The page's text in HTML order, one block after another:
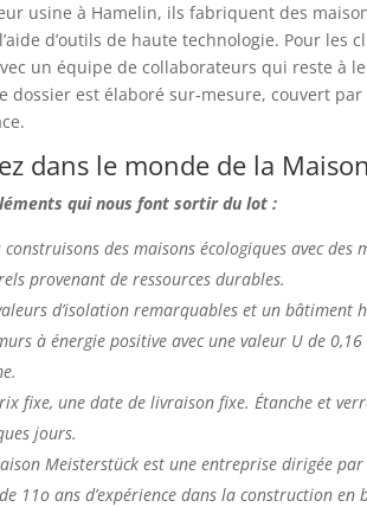
usine à Hamelin, ils fabriquent des
d’outils de haute technologie. Pour les
un équipe de collaborateurs qui reste à
dossier est élaboré sur-mesure, couvert
dans le monde de la
qui nous font sortir du lot :
construisons des maisons écologiques avec des
provenant de ressources durables.
d’isolation remarquables et un bâtiment
à énergie positive avec une valeur U de
fixe, une date de livraison fixe. Étanche et
jours.
Meisterstück est une entreprise dirigée
11o ans d’expérience dans la construction en